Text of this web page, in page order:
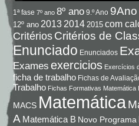
1ª fase 7º ano 8º ano 9.º Ano 9Ano
12º ano 2013 2014 2015 com
Critérios Critérios de
Enunciado Enunciados
Exames exercicios Exercícios
ficha de trabalho Fichas de
Trabalho Fichas Formativas Matemática
MACS Matemática
A Matemática B Novo Programa